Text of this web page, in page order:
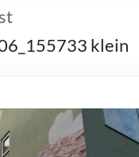
klein